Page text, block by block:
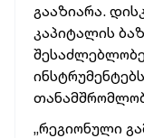
გააზიარა.
კაპიტალის
„რეგიონული